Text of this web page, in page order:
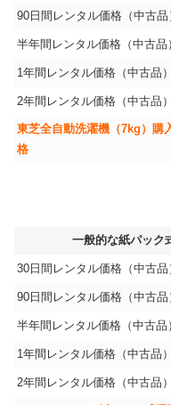
90日間レンタル価格（中古品
半年間レンタル価格（中古品
1年間レンタル価格（中古品）
2年間レンタル価格（中古品）
東芝全自動洗濯機（7kg）購
格
一般的な紙パック
30日間レンタル価格（中古品
90日間レンタル価格（中古品
半年間レンタル価格（中古品
1年間レンタル価格（中古品）
2年間レンタル価格（中古品）